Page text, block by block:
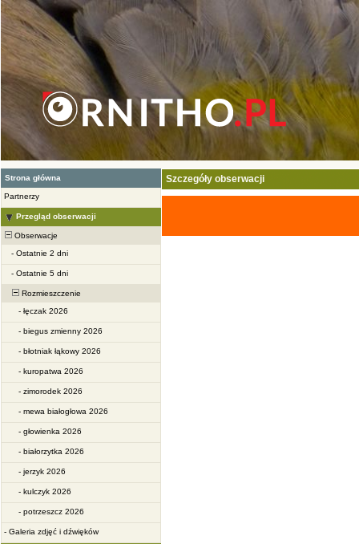
Strona główna
Partnerzy
Przegląd obserwacji
Obserwacje
- Ostatnie 2 dni
- Ostatnie 5 dni
Rozmieszczenie
- łęczak 2026
- biegus zmienny 2026
- błotniak łąkowy 2026
- kuropatwa 2026
- zimorodek 2026
- mewa białogłowa 2026
- głowienka 2026
- białorzytka 2026
- jerzyk 2026
- kulczyk 2026
- potrzeszcz 2026
- Galeria zdjęć i dźwięków
Szczegóły obserwacji